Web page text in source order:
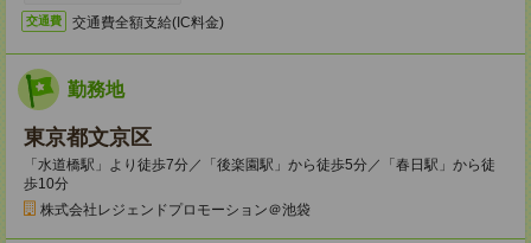
交通費 交通費全額支給(IC料金)
勤務地
東京都文京区
「水道橋駅」より徒歩7分／「後楽園駅」から徒歩5分／「春日駅」から徒
歩10分
株式会社レジェンドプロモーション＠池袋